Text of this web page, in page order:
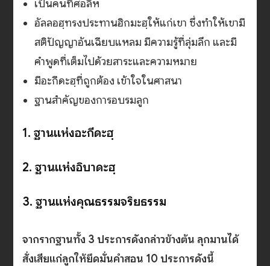
เป็นคนที่ศอลิห
อัลลอฮฺทรงประทานฮิกมะฮฺให้แก่เขา ซึ่งทำให้เขามี
สติปัญญาอันเฉียบแหลม มีความรู้ที่ลุ่มลึก และมี
คำพูดที่เต็มไปด้วยสาระและความหมาย
มีอะกีดะฮฺที่ถูกต้อง เข้าใจในศาสนา
ฐานสำคัญของการอบรมลูก
1. ฐานแห่งอะกีดะฮฺ
2. ฐานแห่งอิบาดะฮฺ
3. ฐานแห่งคุณธรรมจริยธรรม
จากรากฐานทั้ง 3 ประการดังกล่าวข้างต้น ลุกมานได้
สั่งเสียแก่ลูกให้ยึดมั่นคำสอน 10 ประการดังนี้